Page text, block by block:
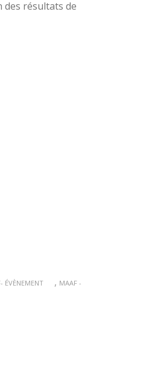
des résultats de
ÉVÈNEMENT , MAAF -